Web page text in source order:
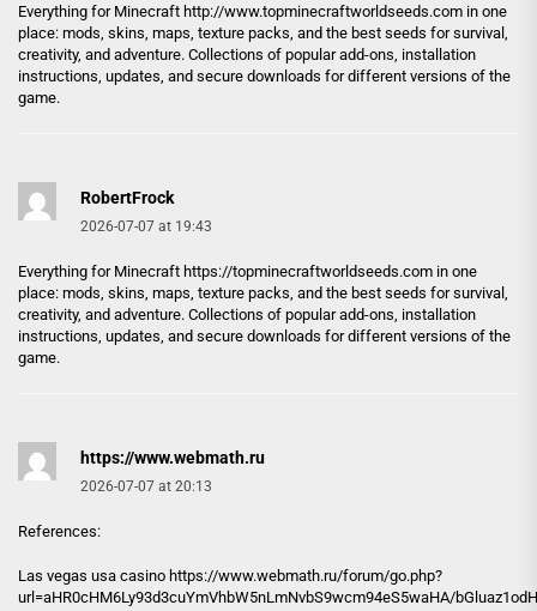
Everything for Minecraft http://www.topminecraftworldseeds.com in one
place: mods, skins, maps, texture packs, and the best seeds for survival,
creativity, and adventure. Collections of popular add-ons, installation
instructions, updates, and secure downloads for different versions of the
game.
RobertFrock
2026-07-07 at 19:43
Everything for Minecraft https://topminecraftworldseeds.com in one
place: mods, skins, maps, texture packs, and the best seeds for survival,
creativity, and adventure. Collections of popular add-ons, installation
instructions, updates, and secure downloads for different versions of the
game.
https://www.webmath.ru
2026-07-07 at 20:13
References:
Las vegas usa casino https://www.webmath.ru/forum/go.php?
url=aHR0cHM6Ly93d3cuYmVhbW5nLmNvbS9wcm94eS5waHA/